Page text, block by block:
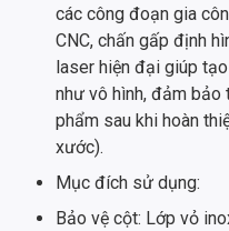
các công đoạn gia
CNC, chấn gấp định
laser hiện đại giúp
như vô hình, đảm bảo
phẩm sau khi hoàn
xước).
Mục đích sử dụng:
Bảo vệ cột: Lớp vỏ